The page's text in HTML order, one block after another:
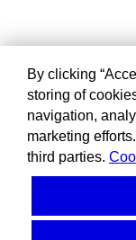
By clicking
storing of
navigation,
marketing
third parties.